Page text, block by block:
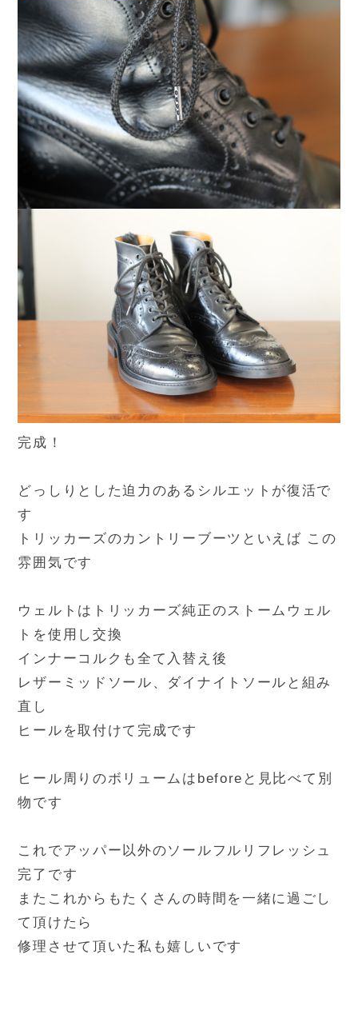
完成！
どっしりとした迫力のあるシルエットが復活で
す
トリッカーズのカントリーブーツといえば この
雰囲気です
ウェルトはトリッカーズ純正のストームウェル
トを使用し交換
インナーコルクも全て入替え後
レザーミッドソール、ダイナイトソールと組み
直し
ヒールを取付けて完成です
ヒール周りのボリュームはbeforeと見比べて別
物です
これでアッパー以外のソールフルリフレッシュ
完了です
またこれからもたくさんの時間を一緒に過ごし
て頂けたら
修理させて頂いた私も嬉しいです